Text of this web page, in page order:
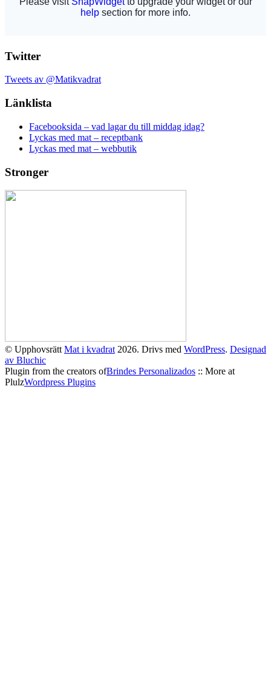
Twitter
Tweets av @Matikvadrat
Länklista
Facebooksida – vad lagar du till middag idag?
Lyckas med mat – receptbank
Lyckas med mat – webbutik
Stronger
© Upphovsrätt Mat i kvadrat 2026. Drivs med WordPress. Designad
av Bluchic
Plugin from the creators ofBrindes Personalizados :: More at
PlulzWordpress Plugins